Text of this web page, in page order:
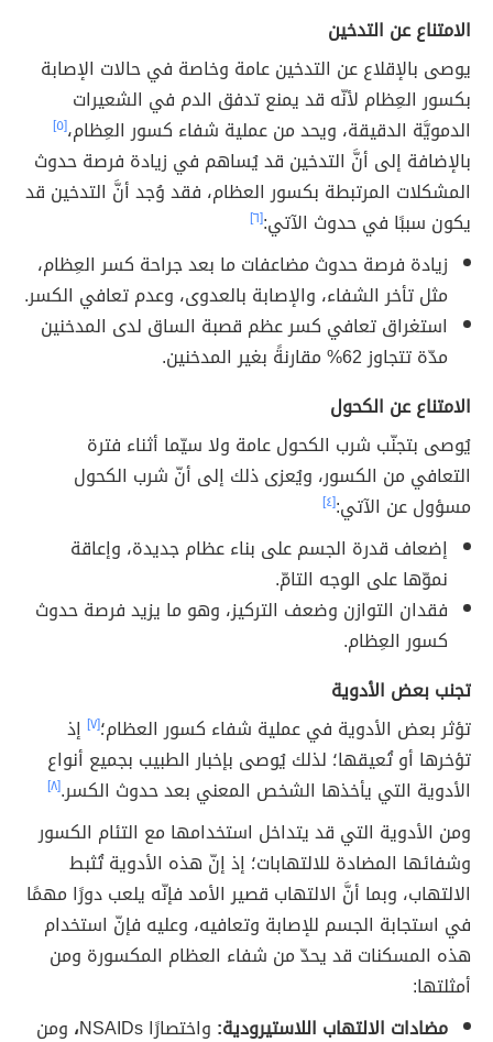
الامتناع عن التدخين
يوصى بالإقلاع عن التدخين عامة وخاصة في حالات الإصابة
بكسور العِظام لأنّه قد يمنع تدفق الدم في الشعيرات
الدمويَّة الدقيقة، ويحد من عملية شفاء كسور العِظام،[٥]
بالإضافة إلى أنَّ التدخين قد يُساهم في زيادة فرصة حدوث
المشكلات المرتبطة بكسور العظام، فقد وُجد أنَّ التدخين قد
يكون سببًا في حدوث الآتي:[٦]
زيادة فرصة حدوث مضاعفات ما بعد جراحة كسر العِظام،
مثل تأخر الشفاء، والإصابة بالعدوى، وعدم تعافي الكسر.
استغراق تعافي كسر عظم قصبة الساق لدى المدخنين
مدّة تتجاوز 62% مقارنةً بغير المدخنين.
الامتناع عن الكحول
يُوصى بتجنّب شرب الكحول عامة ولا سيّما أثناء فترة
التعافي من الكسور، ويُعزى ذلك إلى أنّ شرب الكحول
مسؤول عن الآتي:[٤]
إضعاف قدرة الجسم على بناء عظام جديدة، وإعاقة
نموّها على الوجه التامّ.
فقدان التوازن وضعف التركيز، وهو ما يزيد فرصة حدوث
كسور العِظام.
تجنب بعض الأدوية
تؤثر بعض الأدوية في عملية شفاء كسور العظام؛[٧]
إذ
تؤخرها أو تُعيقها؛ لذلك يُوصى بإخبار الطبيب بجميع أنواع
الأدوية التي يأخذها الشخص المعني بعد حدوث الكسر.[٨]
ومن الأدوية التي قد يتداخل استخدامها مع التئام الكسور
وشفائها المضادة للالتهابات؛ إذ إنّ هذه الأدوية تُثبط
الالتهاب، وبما أنَّ الالتهاب قصير الأمد فإنّه يلعب دورًا مهمًا
في استجابة الجسم للإصابة وتعافيه، وعليه فإنّ استخدام
هذه المسكنات قد يحدّ من شفاء العظام المكسورة ومن
أمثلتها:
مضادات الالتهاب اللاستيرودية: واختصارًا NSAIDs ، ومن